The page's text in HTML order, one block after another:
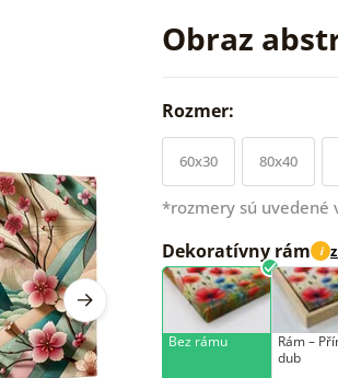
Obraz
Rozmer:
60x30 80x40
*rozmery sú uvedené
Dekoratívny rám i
Bez rámu
Rám –⁠⁠⁠⁠⁠⁠
dub